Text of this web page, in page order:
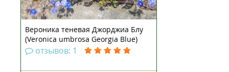
Вероника теневая Джорджиа Блу
(Veronica umbrosa Georgia Blue)
рассада
отзывов: 1